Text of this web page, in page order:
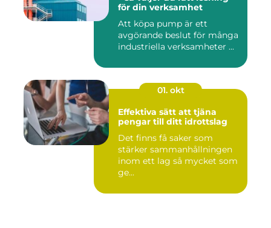
för din verksamhet
Att köpa pump är ett
avgörande beslut för många
industriella verksamheter ...
01. okt
Effektiva sätt att tjäna
pengar till ditt idrottslag
Det finns få saker som
stärker sammanhållningen
inom ett lag så mycket som
ge...